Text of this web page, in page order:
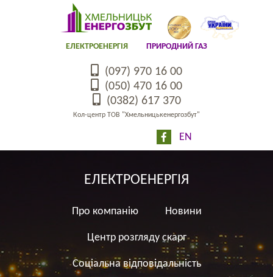
ЕЛЕКТРОЕНЕРГІЯ ПРИРОДНИЙ ГАЗ
(097) 970 16 00
(050) 470 16 00
(0382) 617 370
Кол-центр ТОВ "Хмельницькенергозбут"
EN
ЕЛЕКТРОЕНЕРГІЯ
Про компанію Новини
Центр розгляду скарг
Соціальна відповідальність